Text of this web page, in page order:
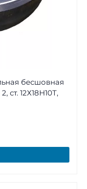
бесшовная
ст. 12Х18Н10Т,